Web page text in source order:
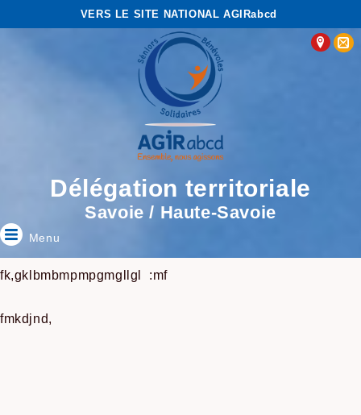
VERS LE SITE NATIONAL AGIRabcd
Délégation territoriale
Savoie / Haute-Savoie
Menu
fk,gklbmbmpmpgmgllgl :mf
fmkdjnd,